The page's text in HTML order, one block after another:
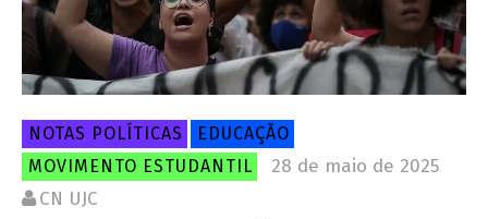
NOTAS POLÍTICAS
EDUCAÇÃO
MOVIMENTO ESTUDANTIL
28 de maio de 2025
CN UJC